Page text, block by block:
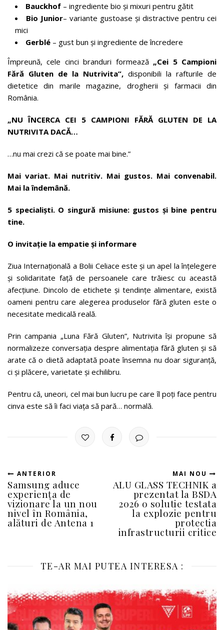
Bauckhof – ingrediente bio și mixuri pentru gătit
Bio Junior– variante gustoase și distractive pentru cei
mici
Gerblé – gust bun și ingrediente de încredere
Împreună, cele cinci branduri formează „Cei 5 Campioni
Fără Gluten de la Nutrivita”, disponibili la rafturile de
dietetice din marile magazine, drogherii și farmacii din
România.
„NU ÎNCERCA CEI 5 CAMPIONI FĂRĂ GLUTEN DE LA
NUTRIVITA DACĂ…
…nu mai crezi că se poate mai bine.”
Mai variat. Mai nutritiv. Mai gustos. Mai convenabil.
Mai la îndemână.
5 specialiști. O singură misiune: gustos și bine pentru
tine.
O invitație la empatie și informare
Ziua Internațională a Bolii Celiace este și un apel la înțelegere
și solidaritate față de persoanele care trăiesc cu această
afecțiune. Dincolo de etichete și tendințe alimentare, există
oameni pentru care alegerea produselor fără gluten este o
necesitate medicală reală.
Prin campania „Luna Fără Gluten”, Nutrivita își propune să
normalizeze conversația despre alimentația fără gluten și să
arate că o dietă adaptată poate însemna nu doar siguranță,
ci și plăcere, varietate și echilibru.
Pentru că, uneori, cel mai bun lucru pe care îl poți face pentru
cinva este să îi faci viața să pară… normală.
ANTERIOR
Samsung aduce
experiența de
vizionare la un nou
nivel în România,
alături de Antena 1
MAI NOU
ALU GLASS TECHNIK a
prezentat la BSDA
2026 o solutie testata
la explozie pentru
protectia
infrastructurii critice
TE-AR MAI PUTEA INTERESA :